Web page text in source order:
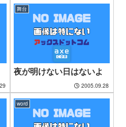
舞台
夜が明けない日はないよ
2005.09.28
word